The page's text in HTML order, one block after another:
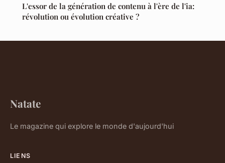
L'essor de la génération de contenu à l'ère de l'ia:
révolution ou évolution créative ?
Natate
Le magazine qui explore le monde d'aujourd'hui
LIENS